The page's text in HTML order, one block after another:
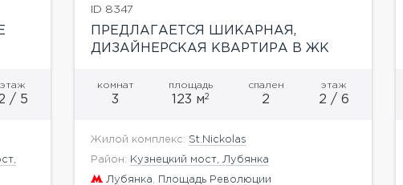
этаж
/ 5
ID 8347
ПРЕДЛАГАЕТСЯ ШИКАРНАЯ,
ДИЗАЙНЕРСКАЯ КВАРТИРА В ЖК
комнат
3
площадь
123 м2
спален
2
этаж
2 / 6
Жилой комплекс: St.Nickolas
Район: Кузнецкий мост, Лубянка
Лубянка Площадь Революции